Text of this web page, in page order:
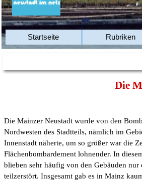
Startseite Rubriken
Die
Die Mainzer Neustadt wurde von den
Nordwesten des Stadtteils, nämlich im
Innenstadt näherte, um so größer war die
Flächenbombardement lohnender. In
blieben sehr häufig von den Gebäuden
teilzerstört. Insgesamt gab es in Mainz